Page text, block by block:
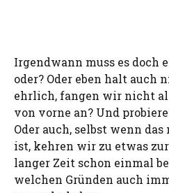
Irgendwann muss es doch
oder? Oder eben halt auch
ehrlich, fangen wir nicht
von vorne an? Und
Oder auch, selbst wenn
ist, kehren wir zu etwas
langer Zeit schon einmal
welchen Gründen auch